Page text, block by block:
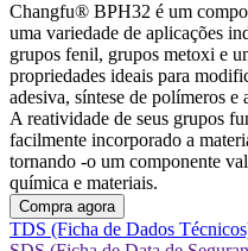
Changfu® BPH32 é um
uma variedade de aplicações
grupos fenil, grupos metoxi e
propriedades ideais para
adesiva, síntese de polímeros e
A reatividade de seus grupos
facilmente incorporado a
tornando -o um componente
química e materiais.
Compra agora
TDS (Ficha de Dados